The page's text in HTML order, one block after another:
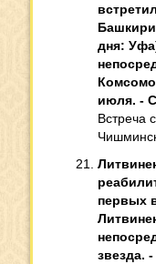
дня:
июля. -
Встреча
первых
звезда.